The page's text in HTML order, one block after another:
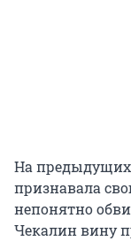
На предыдущих
признавала
непонятно
Чекалин вину